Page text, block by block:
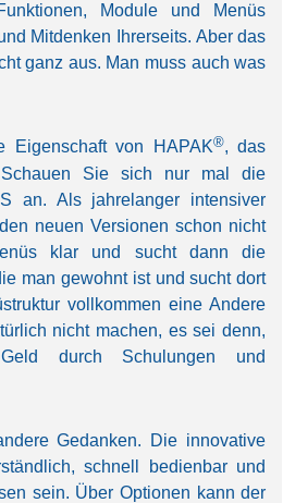
Module und Menüs
Mitdenken Ihrerseits. Aber das
ganz aus. Man muss auch was
Eigenschaft von HAPAK®, das
Schauen Sie sich nur mal die
an. Als jahrelanger intensiver
neuen Versionen schon nicht
klar und sucht dann die
man gewohnt ist und sucht dort
vollkommen eine Andere
nicht machen, es sei denn,
durch Schulungen und
Gedanken. Die innovative
schnell bedienbar und
sein. Über Optionen kann der